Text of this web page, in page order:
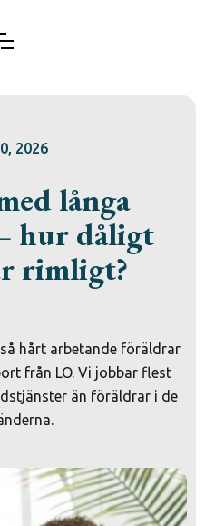
2026
långa
hur dåligt
rimligt?
hårt arbetande föräldrar
från LO. Vi jobbar flest
än föräldrar i de